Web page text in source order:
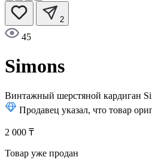
2
45
Simons
Винтажный шерстяной кардиган
Продавец указал, что товар
2 000 ₸
Товар уже продан